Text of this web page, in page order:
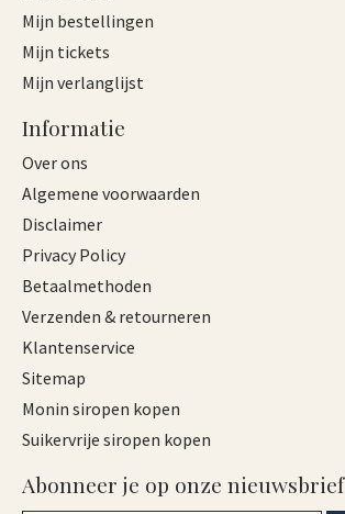
Mijn bestellingen
Mijn tickets
Mijn verlanglijst
Informatie
Over ons
Algemene voorwaarden
Disclaimer
Privacy Policy
Betaalmethoden
Verzenden & retourneren
Klantenservice
Sitemap
Monin siropen kopen
Suikervrije siropen kopen
Abonneer je op onze nieuwsbrief